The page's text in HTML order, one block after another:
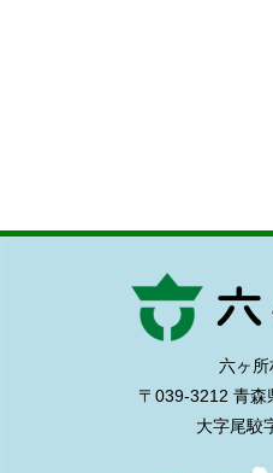
六ヶ
〒039-3212 青森
大字尾駮